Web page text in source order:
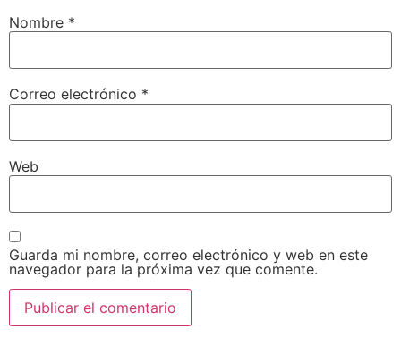
Nombre *
Correo electrónico *
Web
Guarda mi nombre, correo electrónico y web en este
navegador para la próxima vez que comente.